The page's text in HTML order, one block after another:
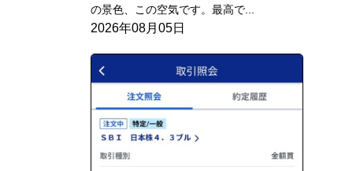
の景色、この空気です。最高で...
2026年08月05日